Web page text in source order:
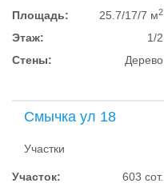
Площадь:
25.7/17/7 м2
Этаж:
1/2
Стены:
Дерево
Смычка ул 18
Участки
Участок: 603 сот.